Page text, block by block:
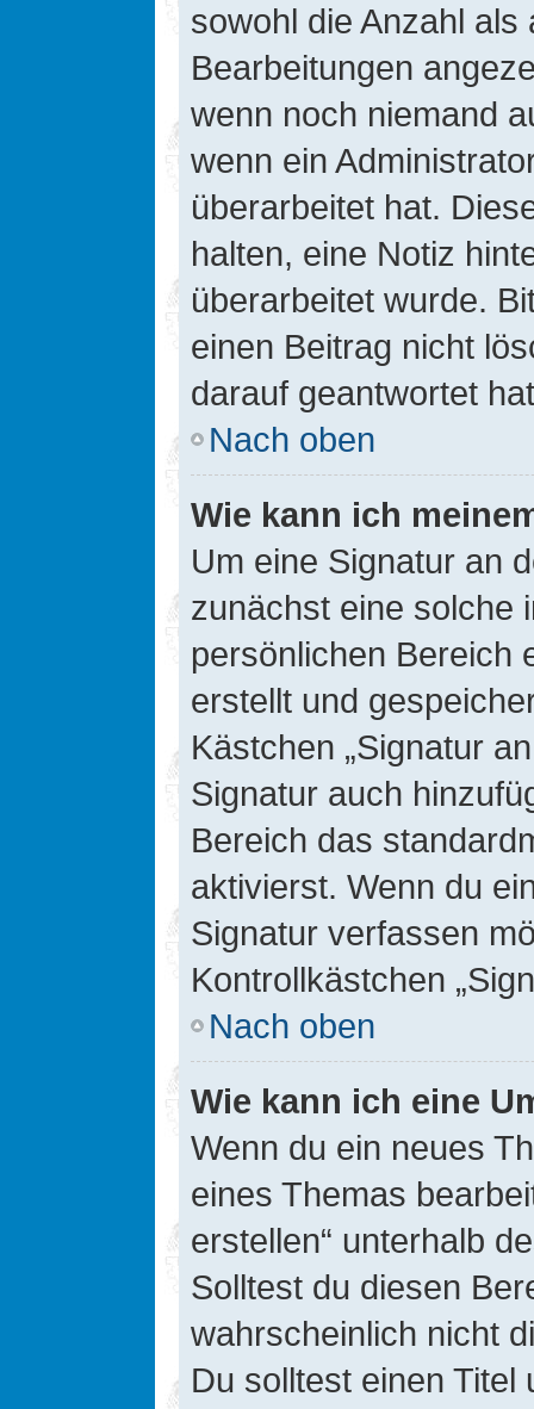
sowohl die Anzahl
Bearbeitungen
wenn noch niemand
wenn ein
überarbeitet hat.
halten, eine Notiz
überarbeitet wurde.
einen Beitrag nicht
darauf geantwortet
Nach oben
Wie kann ich
Um eine Signatur an
zunächst eine solche
persönlichen Bereich
erstellt und
Kästchen „Signatur
Signatur auch
Bereich das
aktivierst. Wenn du
Signatur verfassen
Kontrollkästchen
Nach oben
Wie kann ich eine
Wenn du ein neues
eines Themas
erstellen“ unterhalb
Solltest du diesen
wahrscheinlich nicht
Du solltest einen